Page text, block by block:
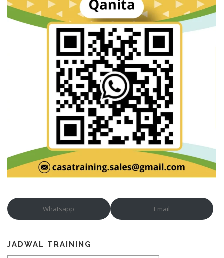
Whatsapp Email
JADWAL TRAINING